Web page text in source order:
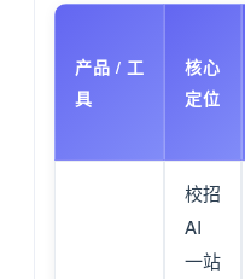
产品 / 工
具
核心
定位
校招
AI
一站